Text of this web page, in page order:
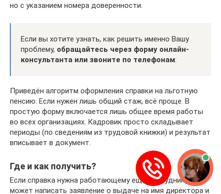
но с указанием номера доверенности.
Если вы хотите узнать, как решить именно Вашу
проблему, обращайтесь через форму онлайн-
консультанта или звоните по телефонам:
Приведён алгоритм оформления справки на льготную
пенсию. Если нужен лишь общий стаж, всё проще. В
простую форму включается лишь общее время работы
во всех организациях. Кадровик просто складывает
периоды (по сведениям из трудовой книжки) и результат
вписывает в документ.
Где и как получить?
Если справка нужна работающему ещё сотруднику, он
может написать заявление о выдаче на имя директора и